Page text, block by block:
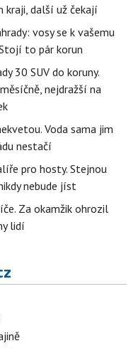
další už čekají
vosy se k vašemu
to pár korun
30 SUV do koruny.
nejdražší na
Voda sama jim
nestačí
pro hosty. Stejnou
nebude jíst
Za okamžik ohrozil
lidí